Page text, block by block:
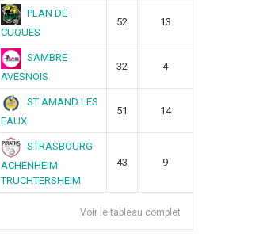
PLAN DE
CUQUES
52 13
SAMBRE
AVESNOIS
32 4
ST AMAND LES
EAUX
51 14
STRASBOURG
ACHENHEIM
TRUCHTERSHEIM
43 9
Voir le tableau complet